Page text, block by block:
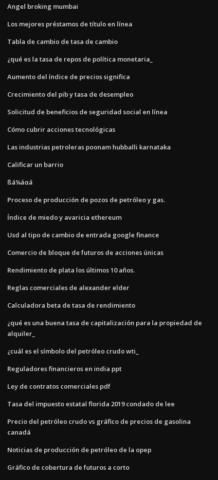
Angel broking mumbai
Los mejores préstamos de título en línea
Tabla de cambio de tasa de cambio
¿qué es la tasa de repos de política monetaria_
Aumento del índice de precios significa
Crecimiento del pib y tasa de desempleo
Solicitud de beneficios de seguridad social en línea
Cómo cubrir acciones tecnológicas
Las industrias petroleras poonam hubballi karnataka
Calificar un barrio
ßá¼áαá
Proceso de producción de pozos de petróleo y gas.
Índice de miedo y avaricia ethereum
Usd al tipo de cambio de entrada google finance
Comercio de bloque de futuros de acciones únicas
Rendimiento de plata los últimos 10 años.
Reglas comerciales de alexander elder
Calculadora beta de tasa de rendimiento
¿qué es una buena tasa de capitalización para la propiedad de
alquiler_
¿cuál es el símbolo del petróleo crudo wti_
Reguladores financieros en india ppt
Ley de contratos comerciales pdf
Tasa del impuesto estatal florida 2019 condado de lee
Precio del petróleo crudo vs gráfico de precios de gasolina
canadá
Noticias de producción de petróleo de la opep
Gráfico de cobertura de futuros a corto